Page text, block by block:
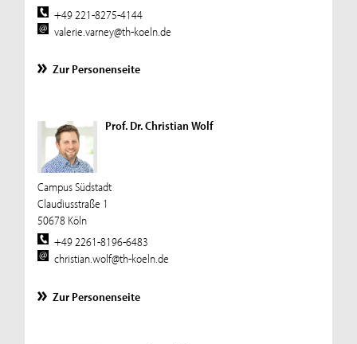
+49 221-8275-4144
valerie.varney@th-koeln.de
Zur Personenseite
Prof. Dr. Christian Wolf
Campus Südstadt
Claudiusstraße 1
50678 Köln
+49 2261-8196-6483
christian.wolf@th-koeln.de
Zur Personenseite